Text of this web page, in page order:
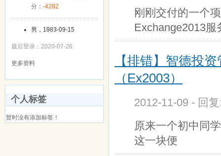
分： -4282
男，1983-09-15
最后登录：2020-07-26
更多资料
个人标签
暂时没有添加标签！
刚刚交付的一个
Exchange2013服
【排错】智德投
（Ex2003）
2012-11-09 - 回
原来一个初中同
这一块便